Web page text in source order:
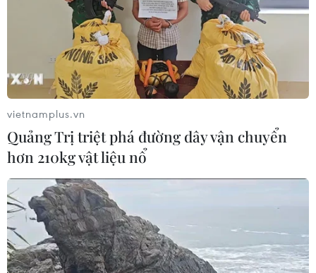
vietnamplus.vn
Quảng Trị triệt phá đường dây vận chuyển
hơn 210kg vật liệu nổ